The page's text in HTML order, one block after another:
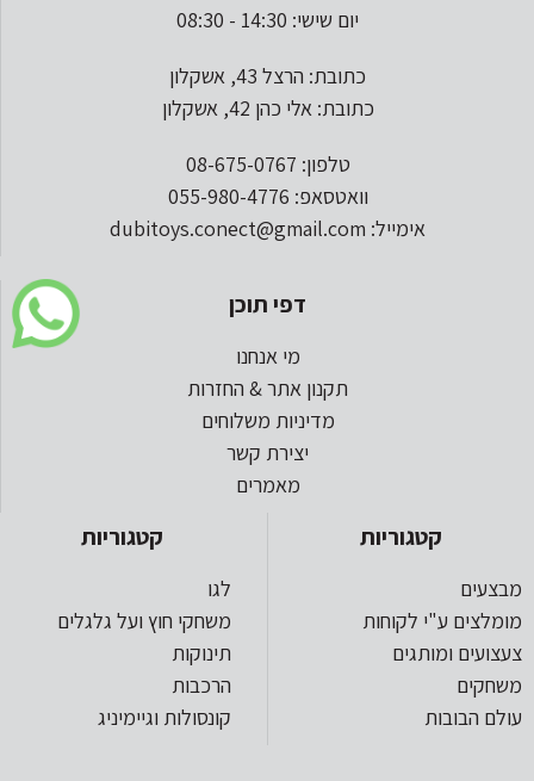
יום שישי: 14:30 - 08:30
כתובת: הרצל 43, אשקלון
כתובת: אלי כהן 42, אשקלון
טלפון: 08-675-0767
וואטסאפ: 055-980-4776
אימייל: dubitoys.conect@gmail.com
דפי תוכן
מי אנחנו
תקנון אתר & החזרות
מדיניות משלוחים
יצירת קשר
מאמרים
קטגוריות
מבצעים
מומלצים ע"י לקוחות
צעצועים ומותגים
משחקים
עולם הבובות
קטגוריות
לגו
משחקי חוץ ועל גלגלים
תינוקות
הרכבות
קונסולות וגיימיניג